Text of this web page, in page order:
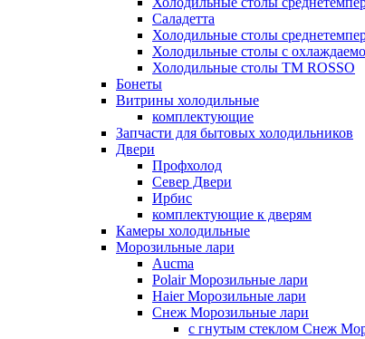
Саладетта
Холодильные столы
Холодильные столы с
Холодильные столы ТМ ROSSO
Бонеты
Витрины холодильные
комплектующие
Запчасти для бытовых холодильников
Двери
Профхолод
Север Двери
Ирбис
комплектующие к дверям
Камеры холодильные
Морозильные лари
Aucma
Polair Морозильные лари
Haier Морозильные лари
Снеж Морозильные лари
с гнутым стеклом Снеж